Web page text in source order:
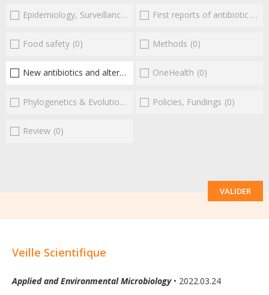
Epidemiology, Surveillance First reports of antibiotic resistance
Food safety (0) Methods (0)
New antibiotics and alternatives (1)
OneHealth (0)
Phylogenetics & Evolution Policies, Fundings (0)
Review (0)
VALIDER
Veille Scientifique
Applied and Environmental Microbiology• 2022.03.24